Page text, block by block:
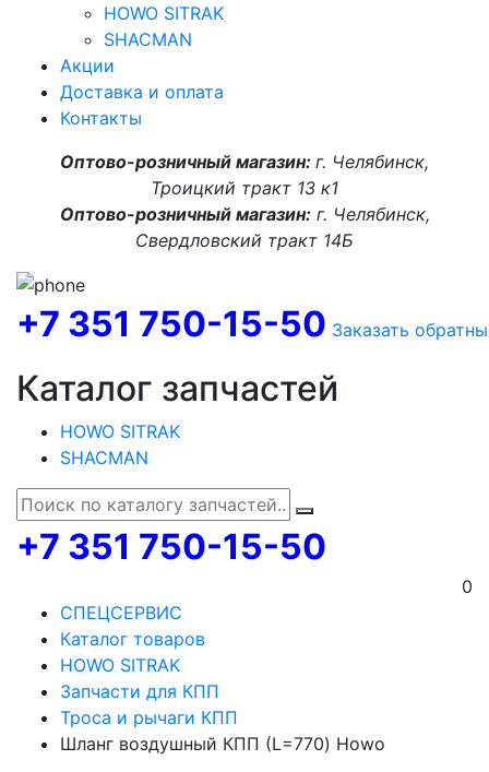
HOWO SITRAK
SHACMAN
Акции
Доставка и оплата
Контакты
Оптово-розничный магазин: г. Челябинск,
Троицкий тракт 13 к1
Оптово-розничный магазин:г. Челябинск,
Свердловский тракт 14Б
+7 351 750-15-50 Заказать
Каталог запчастей
HOWO SITRAK
SHACMAN
+7 351 750-15-50
0
СПЕЦСЕРВИС
Каталог товаров
HOWO SITRAK
Запчасти для КПП
Троса и рычаги КПП
Шланг воздушный КПП (L=770) Howo